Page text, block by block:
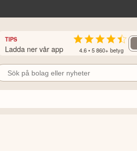
TIPS
Ladda ner vår app 4.6 • 5 860+ betyg